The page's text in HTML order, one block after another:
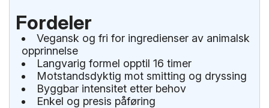
Fordeler
Vegansk og fri for ingredienser av animalsk
opprinnelse
Langvarig formel opptil 16 timer
Motstandsdyktig mot smitting og dryssing
Byggbar intensitet etter behov
Enkel og presis påføring